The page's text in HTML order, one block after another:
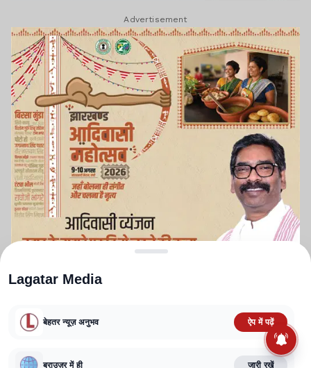
Advertisement
TERMS AND CONDITIONS
CORRECTIONS POLICY
FACT CHECKING POLICY
Lagatar Media
बेहतर न्यूज़ अनुभव ऐप में पढ़ें
ब्राउज़र में ही जारी रखें